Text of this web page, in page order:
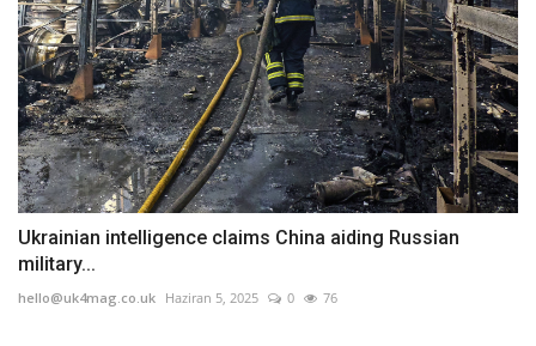
Ukrainian intelligence claims China aiding Russian
military...
hello@uk4mag.co.uk Haziran 5, 2025 0 76